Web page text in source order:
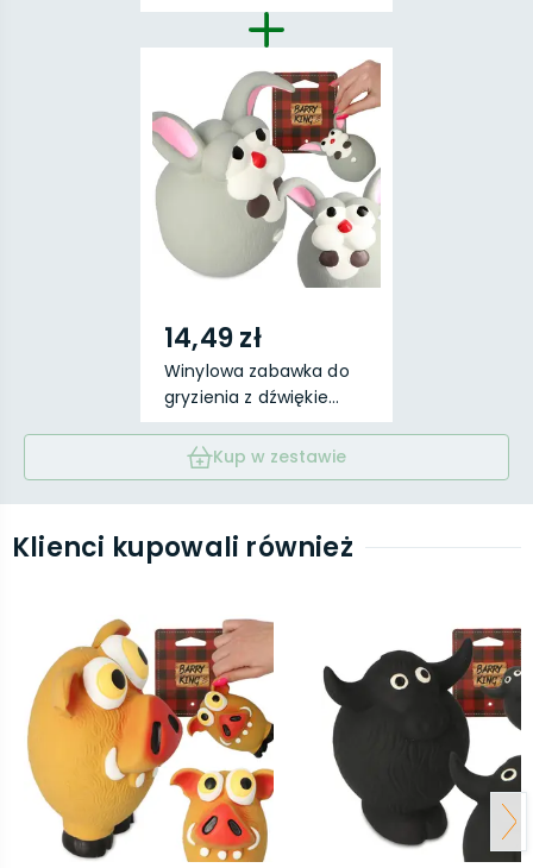
14,49 zł
Winylowa zabawka do
gryzienia z dźwiękie...
Kup w zestawie
Klienci kupowali również